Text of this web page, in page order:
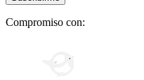
Compromiso con: